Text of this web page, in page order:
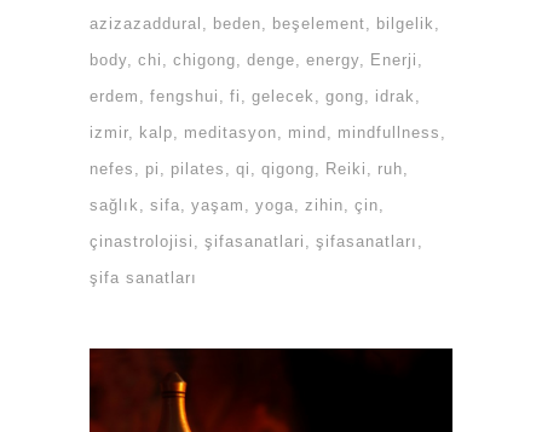
azizazaddural
beden beşelement
bilgelik
body chi chigong denge energy
Enerji
erdem
fengshui fi gelecek gong
idrak
izmir
kalp meditasyon mind
mindfullness
nefes
pi pilates qi qigong Reiki
ruh
sağlık
sifa yaşam yoga zihin
çin
çinastrolojisi
şifasanatlari
şifasanatları
şifa sanatları